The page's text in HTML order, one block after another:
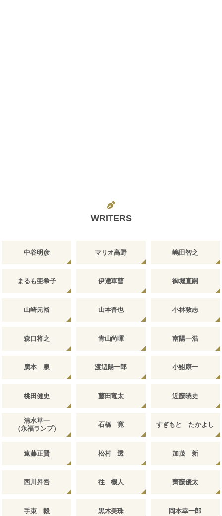
WRITERS
中谷明彦 マリオ高野 嶋田智之
まるも亜希子 伊達軍曹 御堀直嗣
山崎元裕 山本晋也 小林敦志
森口将之 青山尚暉 南陽一浩
廣本 泉 渡辺陽一郎 小鮒康一
桃田健史 藤田竜太 近藤暁史
清水草一
（永福ランプ）
石橋 寛 すぎもと たかよし
遠藤正賢 松村 透 加茂 新
西川昇吾 往 機人 齊藤優太
手束 毅 黒木美珠 岡本幸一郎